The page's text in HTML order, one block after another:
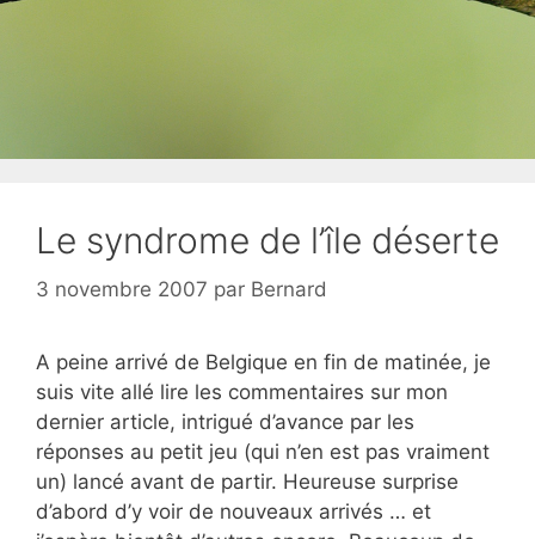
Le syndrome de l’île déserte
3 novembre 2007 par Bernard
A peine arrivé de Belgique en fin de matinée, je
suis vite allé lire les commentaires sur mon
dernier article, intrigué d’avance par les
réponses au petit jeu (qui n’en est pas vraiment
un) lancé avant de partir. Heureuse surprise
d’abord d’y voir de nouveaux arrivés … et